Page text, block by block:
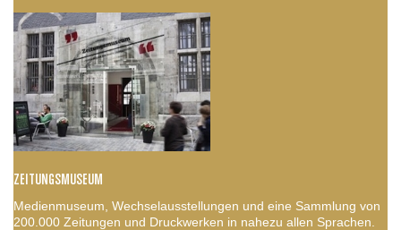
ZEITUNGSMUSEUM
Medienmuseum, Wechselausstellungen und eine Sammlung von
200.000 Zeitungen und Druckwerken in nahezu allen Sprachen.